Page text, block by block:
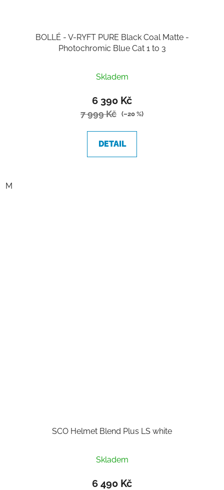
BOLLÉ - V-RYFT PURE Black Coal Matte -
Photochromic Blue Cat 1 to 3
Skladem
6 390 Kč
7 999 Kč (–20 %)
DETAIL
M
SCO Helmet Blend Plus LS white
Skladem
6 490 Kč